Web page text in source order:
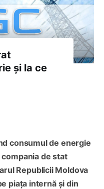
și la ce
consumul de energie
de stat
Republicii Moldova
piața internă și din